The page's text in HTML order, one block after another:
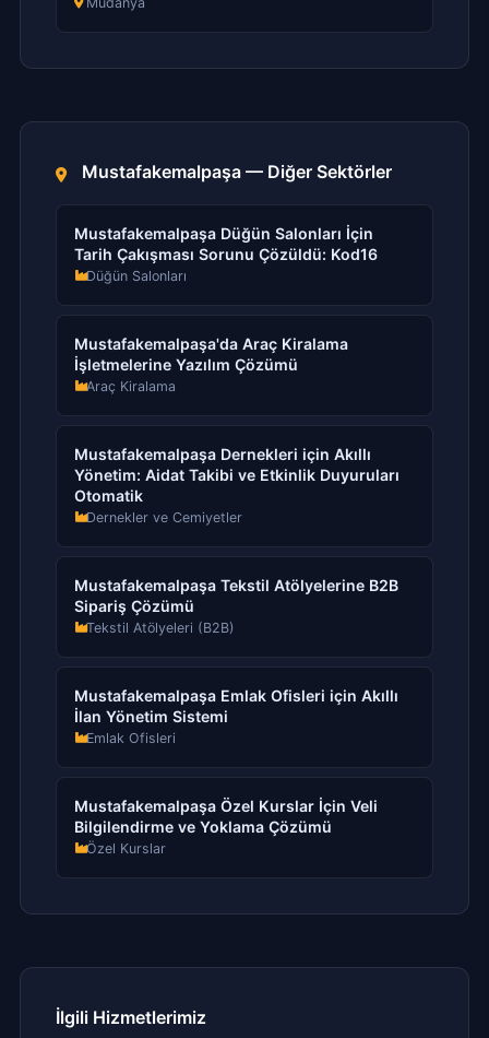
Mustafakemalpaşa — Diğer Sektörler
Mustafakemalpaşa Düğün Salonları İçin
Tarih Çakışması Sorunu Çözüldü: Kod16
Düğün Salonları
Mustafakemalpaşa'da Araç Kiralama
İşletmelerine Yazılım Çözümü
Araç Kiralama
Mustafakemalpaşa Dernekleri için Akıllı
Yönetim: Aidat Takibi ve Etkinlik Duyuruları
Otomatik
Dernekler ve Cemiyetler
Mustafakemalpaşa Tekstil Atölyelerine B2B
Sipariş Çözümü
Tekstil Atölyeleri (B2B)
Mustafakemalpaşa Emlak Ofisleri için Akıllı
İlan Yönetim Sistemi
Emlak Ofisleri
Mustafakemalpaşa Özel Kurslar İçin Veli
Bilgilendirme ve Yoklama Çözümü
Özel Kurslar
İlgili Hizmetlerimiz